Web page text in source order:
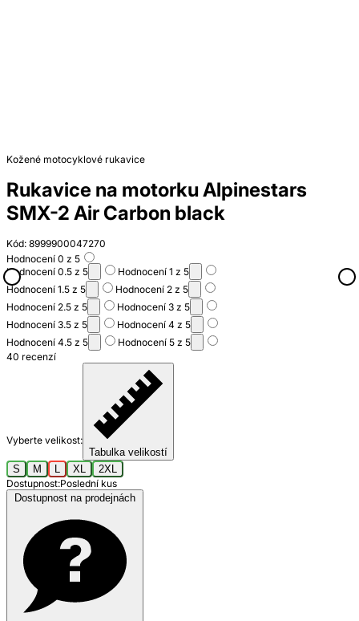
Kožené motocyklové rukavice
Rukavice na motorku Alpinestars
SMX-2 Air Carbon black
Kód: 8999900047270
Hodnocení 0 z 5
Hodnocení 0.5 z 5
Hodnocení 1 z 5
Hodnocení 1.5 z 5
Hodnocení 2 z 5
Hodnocení 2.5 z 5
Hodnocení 3 z 5
Hodnocení 3.5 z 5
Hodnocení 4 z 5
Hodnocení 4.5 z 5
Hodnocení 5 z 5
40 recenzí
Vyberte velikost:
Tabulka velikostí
S
M L XL
2XL
Dostupnost:Poslední kus